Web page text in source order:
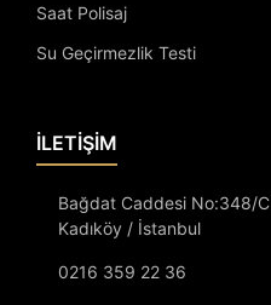
Saat Polisaj
Su Geçirmezlik Testi
İLETİŞİM
Bağdat Caddesi No:348/C
Kadıköy / İstanbul
0216 359 22 36